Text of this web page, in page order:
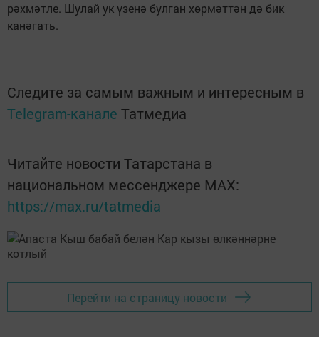
рәхмәтле. Шулай ук үзенә булган хөрмәттән дә бик
канәгать.
Следите за самым важным и интересным в
Telegram-канале Татмедиа
Читайте новости Татарстана в
национальном мессенджере MАХ:
https://max.ru/tatmedia
Перейти на страницу новости